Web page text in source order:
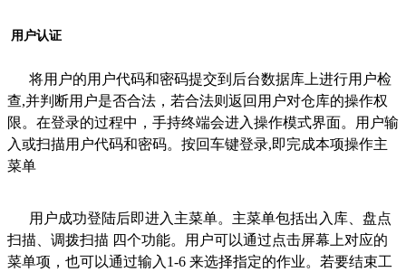
用户认证
将用户的用户代码和密码提交到后台数据库上进行用户检
查,并判断用户是否合法，若合法则返回用户对仓库的操作权
限。在登录的过程中，手持终端会进入操作模式界面。用户输
入或扫描用户代码和密码。按回车键登录,即完成本项操作主
菜单
用户成功登陆后即进入主菜单。主菜单包括出入库、盘点
扫描、调拨扫描 四个功能。用户可以通过点击屏幕上对应的
菜单项，也可以通过输入1-6 来选择指定的作业。若要结束工